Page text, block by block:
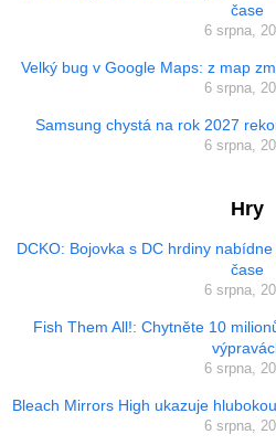
čase
6 srpna,
Velký bug v Google Maps: z map
6 srpna,
Samsung chystá na rok 2027
6 srpna,
Hry
DCKO: Bojovka s DC hrdiny
čase
6 srpna,
Fish Them All!: Chytněte 10
6 srpna,
Bleach Mirrors High ukazuje
6 srpna,